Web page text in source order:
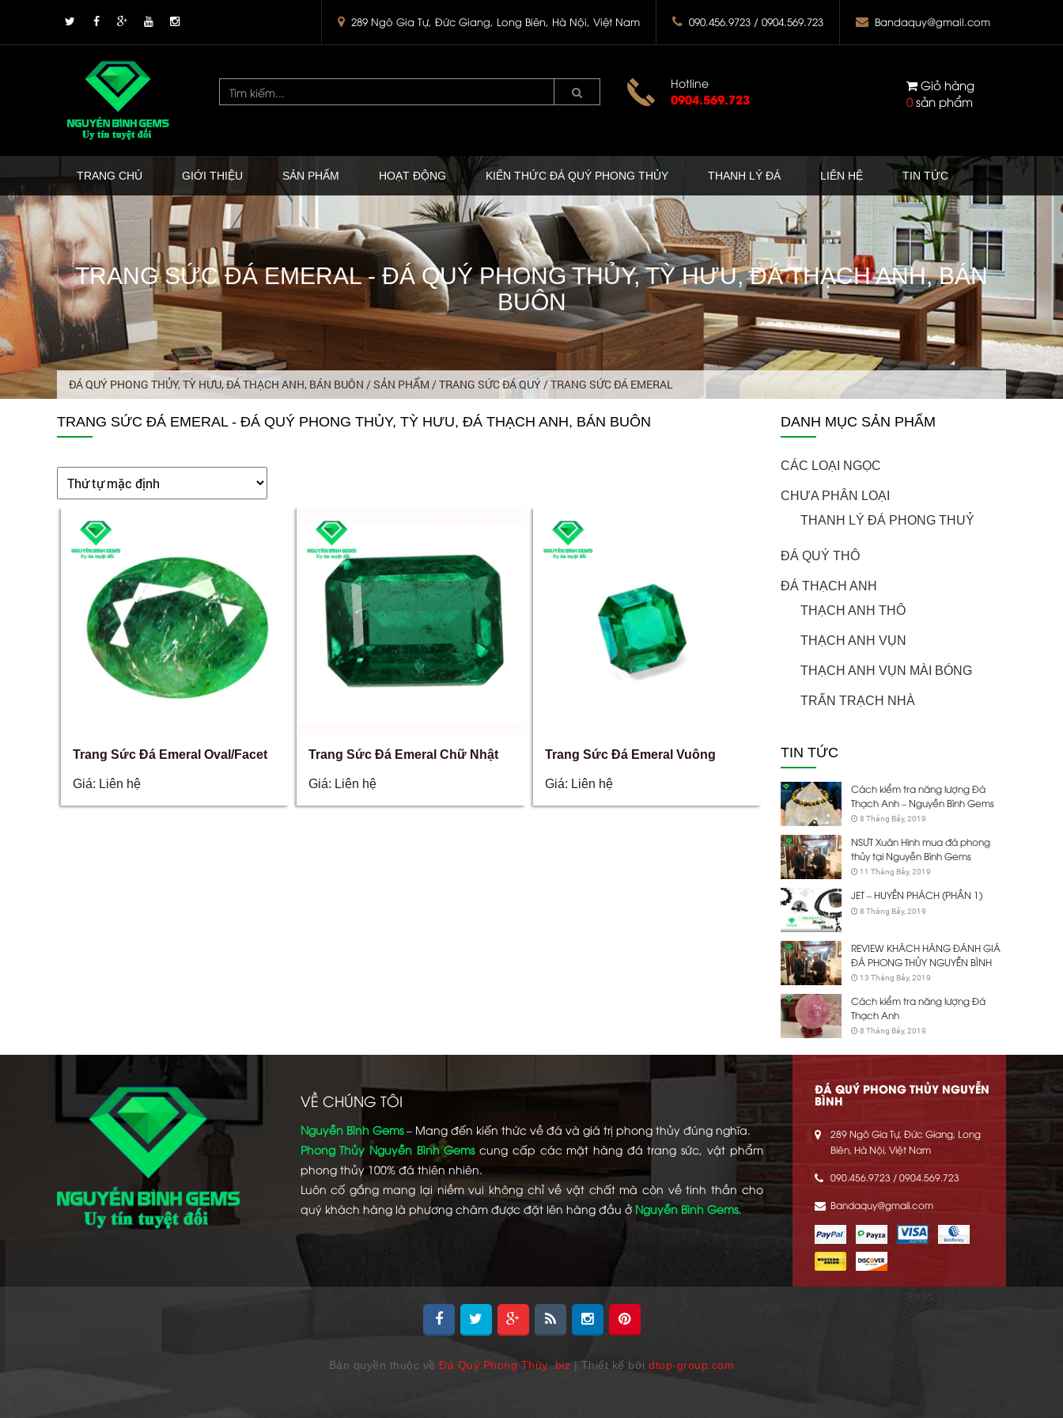
289 Ngô Gia Tự, Đức Giang, Long Biên, Hà Nội, Việt Nam 090.456.9723 / 0904.569.723 Bandaquy@gmail.com
Hotline
0904.569.723
Giỏ hàng
0 sản phẩm
TRANG CHỦ GIỚI THIỆU SẢN PHẨM HOẠT ĐỘNG KIẾN THỨC ĐÁ QUÝ PHONG THỦY THANH LÝ ĐÁ LIÊN HỆ TIN TỨC
TRANG SỨC ĐÁ EMERAL - ĐÁ QUÝ PHONG THỦY, TỲ HƯU, ĐÁ THẠCH ANH, BÁN
BUÔN
ĐÁ QUÝ PHONG THỦY, TỲ HƯU, ĐÁ THẠCH ANH, BÁN BUÔN /SẢN PHẨM /TRANG SỨC ĐÁ QUÝ/TRANG SỨC ĐÁ EMERAL
TRANG SỨC ĐÁ EMERAL - ĐÁ QUÝ PHONG THỦY, TỲ HƯU, ĐÁ THẠCH ANH, BÁN BUÔN
Trang Sức Đá Emeral Oval/Facet
Giá: Liên hệ
Trang Sức Đá Emeral Chữ Nhật
Giá: Liên hệ
Trang Sức Đá Emeral Vuông
Giá: Liên hệ
DANH MỤC SẢN PHẨM
CÁC LOẠI NGỌC
CHƯA PHÂN LOẠI
THANH LÝ ĐÁ PHONG THUỶ
ĐÁ QUÝ THÔ
ĐÁ THẠCH ANH
THẠCH ANH THÔ
THẠCH ANH VỤN
THẠCH ANH VỤN MÀI BÓNG
TRẤN TRẠCH NHÀ
TIN TỨC
Cách kiểm tra năng lượng Đá
Thạch Anh – Nguyễn Bình Gems
8 Tháng Bảy, 2019
NSƯT Xuân Hinh mua đá phong
thủy tại Nguyễn Bình Gems
11 Tháng Bảy, 2019
JET – HUYỀN PHÁCH (PHẦN 1)
8 Tháng Bảy, 2019
REVIEW KHÁCH HÀNG ĐÁNH GIÁ
ĐÁ PHONG THỦY NGUYỄN BÌNH
13 Tháng Bảy, 2019
Cách kiểm tra năng lượng Đá
Thạch Anh
8 Tháng Bảy, 2019
VỀ CHÚNG TÔI
Nguyễn Bình Gems– Mang đến kiến thức về đá và giá trị phong thủy đúng nghĩa.
Phong Thủy Nguyễn Bình Gemscung cấp các mặt hàng đá trang sức, vật phẩm
phong thủy 100% đá thiên nhiên.
Luôn cố gắng mang lại niềm vui không chỉ về vật chất mà còn về tinh thần cho
quý khách hàng là phương châm được đặt lên hàng đầu ở Nguyễn Bình Gems.
ĐÁ QUÝ PHONG THỦY NGUYỄN
BÌNH
289 Ngô Gia Tự, Đức Giang, Long
Biên, Hà Nội, Việt Nam
090.456.9723 / 0904.569.723
Bandaquy@gmail.com
Bản quyền thuộc vềĐá Quý Phong Thủy .biz | Thiết kế bởidtop-group.com